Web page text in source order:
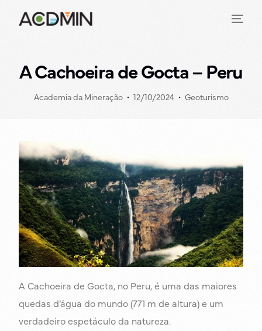
A Cachoeira de Gocta – Peru
Academia da Mineração 12/10/2024 Geoturismo
A Cachoeira de Gocta, no Peru, é uma das maiores
quedas d’água do mundo (771 m de altura) e um
verdadeiro espetáculo da natureza.